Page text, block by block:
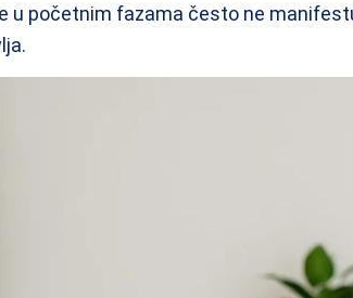
u početnim fazama često ne